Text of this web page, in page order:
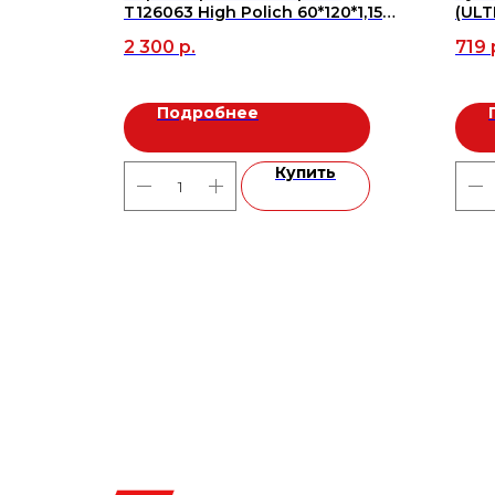
T126063 High Polich 60*120*1,15
2 300 р.
Подробнее
Купить
719